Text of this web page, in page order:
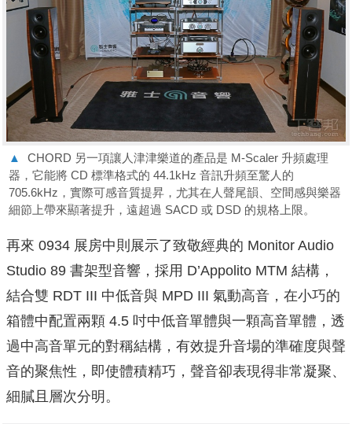
▲
CHORD 另一項讓人津津樂道的產品是 M-Scaler 升頻處理
器，它能將 CD 標準格式的 44.1kHz 音訊升頻至驚人的
705.6kHz，實際可感音質提昇，尤其在人聲尾韻、空間感與樂器
細節上帶來顯著提升，遠超過 SACD 或 DSD 的規格上限。
再來 0934 展房中則展示了致敬經典的 Monitor Audio
Studio 89 書架型音響，採用 D’Appolito MTM 結構，
結合雙 RDT III 中低音與 MPD III 氣動高音，在小巧的
箱體中配置兩顆 4.5 吋中低音單體與一顆高音單體，透
過中高音單元的對稱結構，有效提升音場的準確度與聲
音的聚焦性，即使體積精巧，聲音卻表現得非常凝聚、
細膩且層次分明。